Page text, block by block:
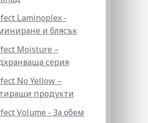
Laminoplex -
и блясък
Moisture –
серия
No Yellow –
продукти
Volume - За обем